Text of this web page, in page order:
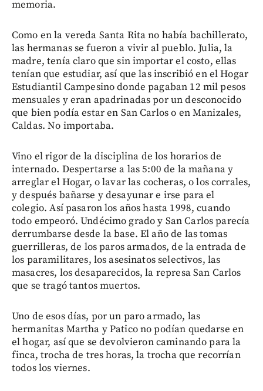
memoria.
Como en la vereda Santa Rita no había bachillerato,
las hermanas se fueron a vivir al pueblo. Julia, la
madre, tenía claro que sin importar el costo, ellas
tenían que estudiar, así que las inscribió en el Hogar
Estudiantil Campesino donde pagaban 12 mil pesos
mensuales y eran apadrinadas por un desconocido
que bien podía estar en San Carlos o en Manizales,
Caldas. No importaba.
Vino el rigor de la disciplina de los horarios de
internado. Despertarse a las 5:00 de la mañana y
arreglar el Hogar, o lavar las cocheras, o los corrales,
y después bañarse y desayunar e irse para el
colegio. Así pasaron los años hasta 1998, cuando
todo empeoró. Undécimo grado y San Carlos parecía
derrumbarse desde la base. El año de las tomas
guerrilleras, de los paros armados, de la entrada de
los paramilitares, los asesinatos selectivos, las
masacres, los desaparecidos, la represa San Carlos
que se tragó tantos muertos.
Uno de esos días, por un paro armado, las
hermanitas Martha y Patico no podían quedarse en
el hogar, así que se devolvieron caminando para la
finca, trocha de tres horas, la trocha que recorrían
todos los viernes.